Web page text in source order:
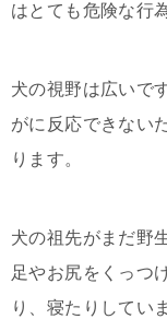
はとても危険な行
犬の視野は広いで
がに反応できない
ります。
犬の祖先がまだ野
足やお尻をくっつ
り、寝たりしてい